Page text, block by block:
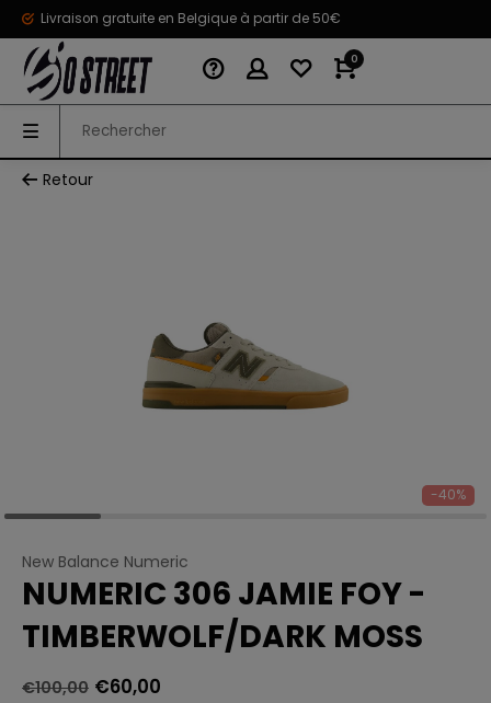
Livraison gratuite en Belgique à partir de 50€
0
Retour
-40%
New Balance Numeric
NUMERIC 306 JAMIE FOY -
TIMBERWOLF/DARK MOSS
€100,00 €60,00